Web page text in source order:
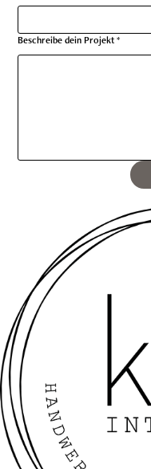
Beschreibe dein Projekt *